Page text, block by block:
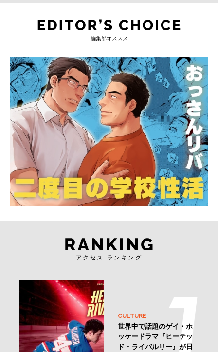
編集部オススメ
アクセス ランキング
CULTURE
世界中で話題のゲイ・ホ
ッケードラマ『ヒーテッ
ド・ライバルリー』が日